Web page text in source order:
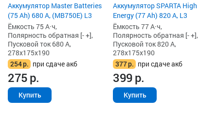
Аккумулятор Master Batteries
(75 Ah) 680 А, (MB750E) L3
Ёмкость 75 А·ч,
Полярность обратная [- +],
Пусковой ток 680 А,
278x175x190
254р. при сдаче акб
275р.
Купить
Аккумулятор SPARTA High
Energy (77 Ah) 820 А, L3
Ёмкость 77 А·ч,
Полярность обратная [- +],
Пусковой ток 820 А,
278x175x190
377р. при сдаче акб
399р.
Купить